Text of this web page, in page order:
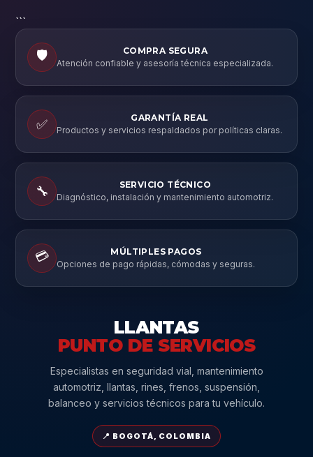
```
🛡️
COMPRA SEGURA
Atención confiable y asesoría técnica especializada.
✅
GARANTÍA REAL
Productos y servicios respaldados por políticas claras.
🔧
SERVICIO TÉCNICO
Diagnóstico, instalación y mantenimiento automotriz.
💳
MÚLTIPLES PAGOS
Opciones de pago rápidas, cómodas y seguras.
LLANTAS
PUNTO DE SERVICIOS
Especialistas en seguridad vial, mantenimiento
automotriz, llantas, rines, frenos, suspensión,
balanceo y servicios técnicos para tu vehículo.
📍 BOGOTÁ, COLOMBIA